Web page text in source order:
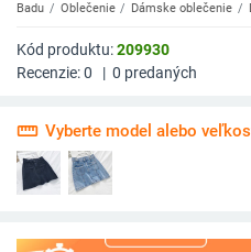
Badu Oblečenie Dámske oblečenie
Kód produktu:209930
Recenzie:0 | 0 predaných
straighten Vyberte model alebo